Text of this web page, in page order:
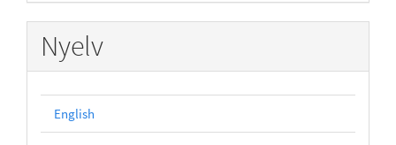
Nyelv
English